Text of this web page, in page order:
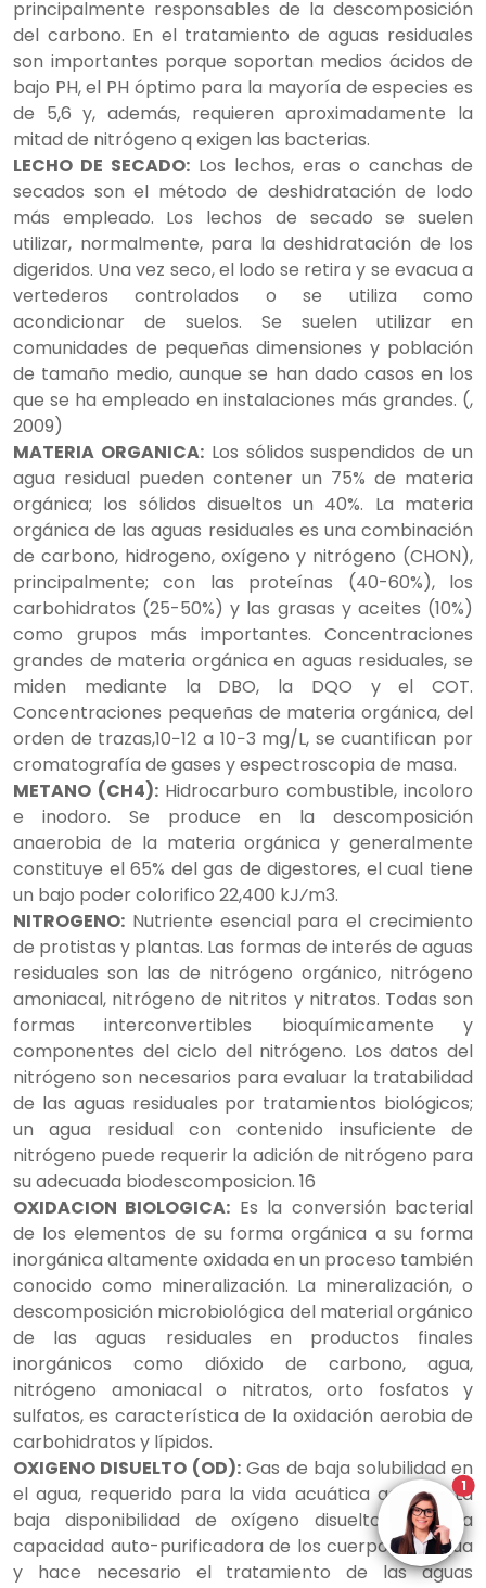
principalmente responsables de la descomposición
del carbono. En el tratamiento de aguas residuales
son importantes porque soportan medios ácidos de
bajo PH, el PH óptimo para la mayoría de especies es
de 5,6 y, además, requieren aproximadamente la
mitad de nitrógeno q exigen las bacterias.
LECHO DE SECADO: Los lechos, eras o canchas de
secados son el método de deshidratación de lodo
más empleado. Los lechos de secado se suelen
utilizar, normalmente, para la deshidratación de los
digeridos. Una vez seco, el lodo se retira y se evacua a
vertederos controlados o se utiliza como
acondicionar de suelos. Se suelen utilizar en
comunidades de pequeñas dimensiones y población
de tamaño medio, aunque se han dado casos en los
que se ha empleado en instalaciones más grandes. (,
2009)
MATERIA ORGANICA:Los sólidos suspendidos de un
agua residual pueden contener un 75% de materia
orgánica; los sólidos disueltos un 40%. La materia
orgánica de las aguas residuales es una combinación
de carbono, hidrogeno, oxígeno y nitrógeno (CHON),
principalmente; con las proteínas (40-60%), los
carbohidratos (25-50%) y las grasas y aceites (10%)
como grupos más importantes. Concentraciones
grandes de materia orgánica en aguas residuales, se
miden mediante la DBO, la DQO y el COT.
Concentraciones pequeñas de materia orgánica, del
orden de trazas,10−12 a 10−3 mg/L, se cuantifican por
cromatografía de gases y espectroscopia de masa.
METANO (CH4):Hidrocarburo combustible, incoloro
e inodoro. Se produce en la descomposición
anaerobia de la materia orgánica y generalmente
constituye el 65% del gas de digestores, el cual tiene
un bajo poder colorifico 22,400 kJ⁄m3.
NITROGENO: Nutriente esencial para el crecimiento
de protistas y plantas. Las formas de interés de aguas
residuales son las de nitrógeno orgánico, nitrógeno
amoniacal, nitrógeno de nitritos y nitratos. Todas son
formas interconvertibles bioquímicamente y
componentes del ciclo del nitrógeno. Los datos del
nitrógeno son necesarios para evaluar la tratabilidad
de las aguas residuales por tratamientos biológicos;
un agua residual con contenido insuficiente de
nitrógeno puede requerir la adición de nitrógeno para
su adecuada biodescomposicion. 16
OXIDACION BIOLOGICA: Es la conversión bacterial
de los elementos de su forma orgánica a su forma
inorgánica altamente oxidada en un proceso también
conocido como mineralización. La mineralización, o
descomposición microbiológica del material orgánico
de las aguas residuales en productos finales
inorgánicos como dióxido de carbono, agua,
nitrógeno amoniacal o nitratos, orto fosfatos y
sulfatos, es característica de la oxidación aerobia de
carbohidratos y lípidos.
OXIGENO DISUELTO (OD):Gas de baja solubilidad en
el agua, requerido para la vida acuática aerobia. La
baja disponibilidad de oxígeno disuelto limita la
capacidad auto-purificadora de los cuerpos de agua
y hace necesario el tratamiento de las aguas
1